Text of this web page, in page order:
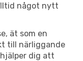
något nytt
ät som en
till närliggande
dig att